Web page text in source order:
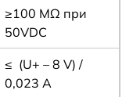
≥100 MΩ при
50VDC
≤ (U+ – 8 V) /
0,023 A